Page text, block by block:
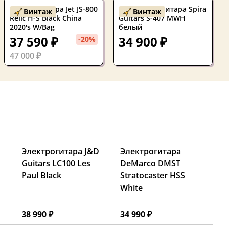
Винтаж
Электрогитара Jet JS-800
Relic H-S Black China
2020's W/Bag
37 590 ₽ -20%
47 000 ₽
Винтаж
Б/У Электрогитара Spira
Guitars S-407 MWH
белый
34 900 ₽
Электрогитара J&D
Guitars LC100 Les
Paul Black
Электрогитара
DeMarco DMST
Stratocaster HSS
White
38 990 ₽
34 990 ₽